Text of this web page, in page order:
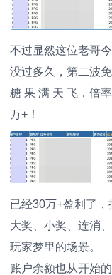
不过显然这位老哥
没过多久，第二波
糖 果 满 天 飞，倍
万+！
已经30万+盈利了，
大奖、小奖、连消
玩家梦里的场景。
账户余额也从开始